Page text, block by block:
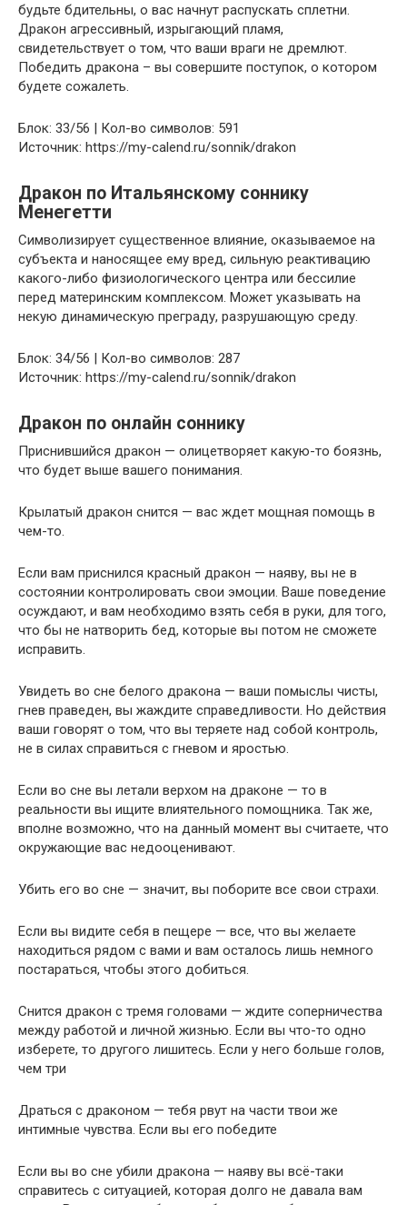
будьте бдительны, о вас начнут распускать сплетни.
Дракон агрессивный, изрыгающий пламя,
свидетельствует о том, что ваши враги не дремлют.
Победить дракона – вы совершите поступок, о котором
будете сожалеть.
Блок: 33/56 | Кол-во символов: 591
Источник: https://my-calend.ru/sonnik/drakon
Дракон по Итальянскому соннику
Менегетти
Символизирует существенное влияние, оказываемое на
субъекта и наносящее ему вред, сильную реактивацию
какого-либо физиологического центра или бессилие
перед материнским комплексом. Может указывать на
некую динамическую преграду, разрушающую среду.
Блок: 34/56 | Кол-во символов: 287
Источник: https://my-calend.ru/sonnik/drakon
Дракон по онлайн соннику
Приснившийся дракон — олицетворяет какую-то боязнь,
что будет выше вашего понимания.
Крылатый дракон снится — вас ждет мощная помощь в
чем-то.
Если вам приснился красный дракон — наяву, вы не в
состоянии контролировать свои эмоции. Ваше поведение
осуждают, и вам необходимо взять себя в руки, для того,
что бы не натворить бед, которые вы потом не сможете
исправить.
Увидеть во сне белого дракона — ваши помыслы чисты,
гнев праведен, вы жаждите справедливости. Но действия
ваши говорят о том, что вы теряете над собой контроль,
не в силах справиться с гневом и яростью.
Если во сне вы летали верхом на драконе — то в
реальности вы ищите влиятельного помощника. Так же,
вполне возможно, что на данный момент вы считаете, что
окружающие вас недооценивают.
Убить его во сне — значит, вы поборите все свои страхи.
Если вы видите себя в пещере — все, что вы желаете
находиться рядом с вами и вам осталось лишь немного
постараться, чтобы этого добиться.
Снится дракон с тремя головами — ждите соперничества
между работой и личной жизнью. Если вы что-то одно
изберете, то другого лишитесь. Если у него больше голов,
чем три
Драться с драконом — тебя рвут на части твои же
интимные чувства. Если вы его победите
Если вы во сне убили дракона — наяву вы всё-таки
справитесь с ситуацией, которая долго не давала вам